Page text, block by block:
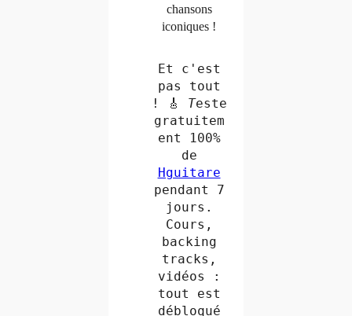
chansons
iconiques !
Et c'est
pas tout
! 🎸 Teste
gratuitem
ent 100%
de
Hguitare
pendant 7
jours.
Cours,
backing
tracks,
vidéos :
tout est
débloqué